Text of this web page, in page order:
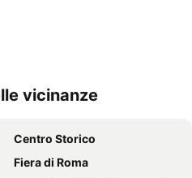
vicinanze
Centro Storico
Fiera di Roma